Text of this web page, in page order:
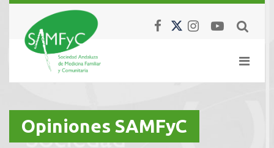
Opiniones SAMFyC